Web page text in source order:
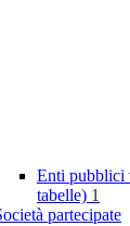
Enti pubblici
tabelle) 1
partecipate